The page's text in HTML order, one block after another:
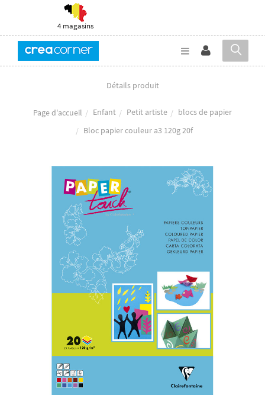
4 magasins
Détails produit
Page d'accueil Enfant Petit artiste
blocs de papier
Bloc papier couleur a3 120g 20f